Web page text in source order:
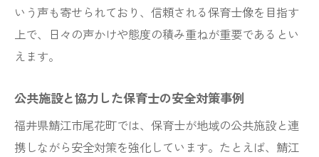
いう声も寄せられており、信頼される保育士像を目指す
上で、日々の声かけや態度の積み重ねが重要であるとい
えます。
公共施設と協力した保育士の安全対策事例
福井県鯖江市尾花町では、保育士が地域の公共施設と連
携しながら安全対策を強化しています。たとえば、鯖江